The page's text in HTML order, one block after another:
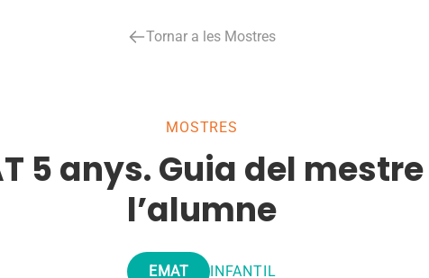
Tornar a les Mostres
MOSTRES
5 anys. Guia del
l’alumne
EMAT INFANTIL